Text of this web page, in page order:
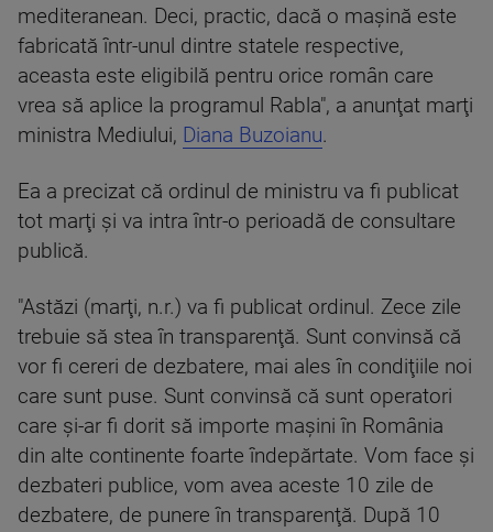
mediteranean. Deci, practic, dacă o maşină este
fabricată într-unul dintre statele respective,
aceasta este eligibilă pentru orice român care
vrea să aplice la programul Rabla", a anunţat marţi
ministra Mediului, Diana Buzoianu.
Ea a precizat că ordinul de ministru va fi publicat
tot marţi şi va intra într-o perioadă de consultare
publică.
"Astăzi (marţi, n.r.) va fi publicat ordinul. Zece zile
trebuie să stea în transparenţă. Sunt convinsă că
vor fi cereri de dezbatere, mai ales în condiţiile noi
care sunt puse. Sunt convinsă că sunt operatori
care şi-ar fi dorit să importe maşini în România
din alte continente foarte îndepărtate. Vom face şi
dezbateri publice, vom avea aceste 10 zile de
dezbatere, de punere în transparenţă. După 10